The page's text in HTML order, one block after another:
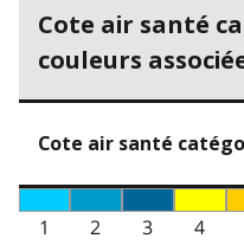
Cote air santé
couleurs
Cote air santé
1 2 3 4